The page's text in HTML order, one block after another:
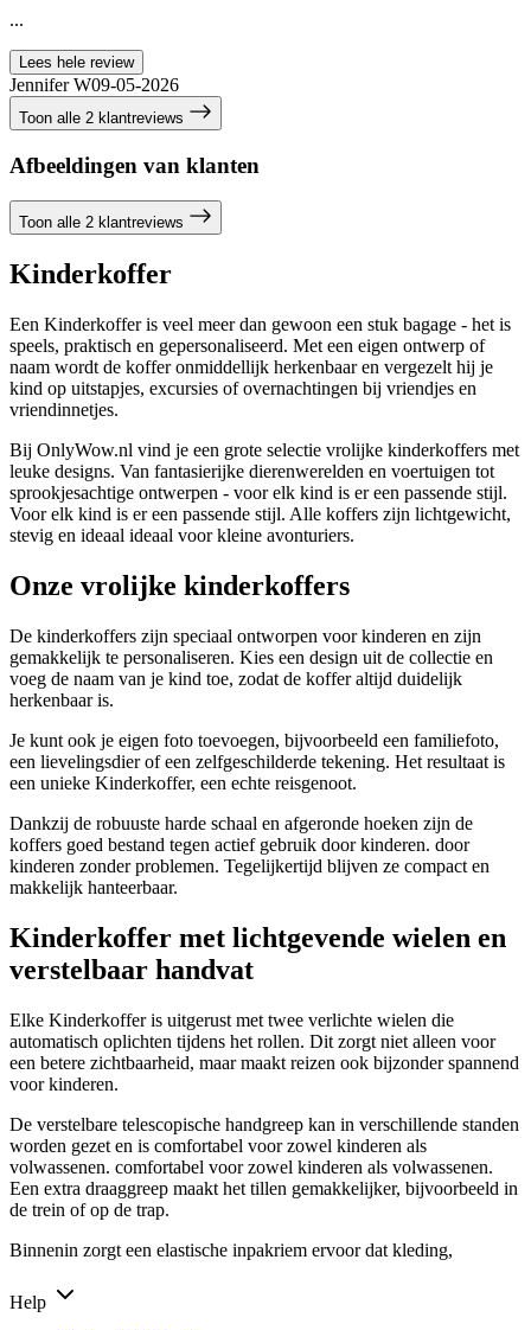
...
Lees hele review
Jennifer W09-05-2026
Toon alle 2 klantreviews
Afbeeldingen van klanten
Toon alle 2 klantreviews
Kinderkoffer
Een Kinderkoffer is veel meer dan gewoon een stuk bagage - het is
speels, praktisch en gepersonaliseerd. Met een eigen ontwerp of
naam wordt de koffer onmiddellijk herkenbaar en vergezelt hij je
kind op uitstapjes, excursies of overnachtingen bij vriendjes en
vriendinnetjes.
Bij OnlyWow.nl vind je een grote selectie vrolijke kinderkoffers met
leuke designs. Van fantasierijke dierenwerelden en voertuigen tot
sprookjesachtige ontwerpen - voor elk kind is er een passende stijl.
Voor elk kind is er een passende stijl. Alle koffers zijn lichtgewicht,
stevig en ideaal ideaal voor kleine avonturiers.
Onze vrolijke kinderkoffers
De kinderkoffers zijn speciaal ontworpen voor kinderen en zijn
gemakkelijk te personaliseren. Kies een design uit de collectie en
voeg de naam van je kind toe, zodat de koffer altijd duidelijk
herkenbaar is.
Je kunt ook je eigen foto toevoegen, bijvoorbeeld een familiefoto,
een lievelingsdier of een zelfgeschilderde tekening. Het resultaat is
een unieke Kinderkoffer, een echte reisgenoot.
Dankzij de robuuste harde schaal en afgeronde hoeken zijn de
koffers goed bestand tegen actief gebruik door kinderen. door
kinderen zonder problemen. Tegelijkertijd blijven ze compact en
makkelijk hanteerbaar.
Kinderkoffer met lichtgevende wielen en
verstelbaar handvat
Elke Kinderkoffer is uitgerust met twee verlichte wielen die
automatisch oplichten tijdens het rollen. Dit zorgt niet alleen voor
een betere zichtbaarheid, maar maakt reizen ook bijzonder spannend
voor kinderen.
De verstelbare telescopische handgreep kan in verschillende standen
worden gezet en is comfortabel voor zowel kinderen als
volwassenen. comfortabel voor zowel kinderen als volwassenen.
Een extra draaggreep maakt het tillen gemakkelijker, bijvoorbeeld in
de trein of op de trap.
Binnenin zorgt een elastische inpakriem ervoor dat kleding,
Help